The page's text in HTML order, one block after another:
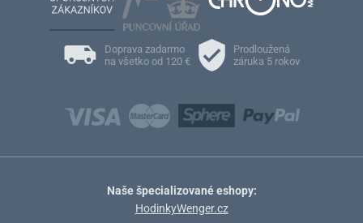
Doprava zadarmo
na všetko od 120 €
Prodloužená
záruka 5 rokov
Naše špecializované eshopy:
HodinkyWenger.cz